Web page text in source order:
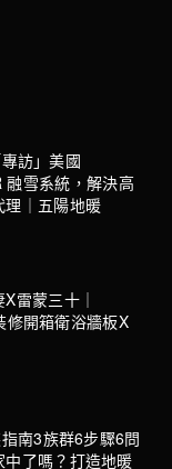
訪」美國
雪系統，解決高
理｜五陽地暖
雷蒙三十｜
修開箱衛浴牆板X
南3族群6步驟6問
了嗎？打造地暖